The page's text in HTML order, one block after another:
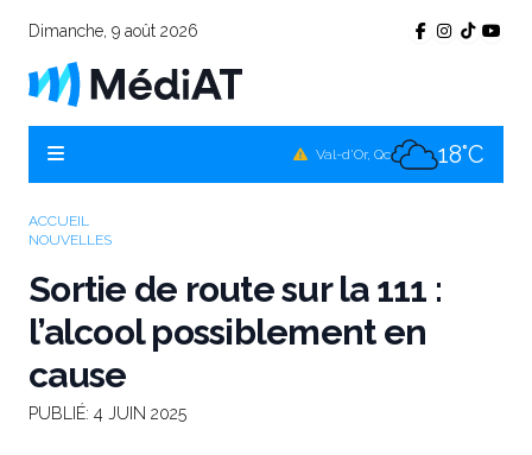
Dimanche, 9 août 2026
Val-d'Or, Qc 18°C
ACCUEIL
NOUVELLES
Sortie de route sur la 111 :
l’alcool possiblement en
cause
PUBLIÉ: 4 JUIN 2025